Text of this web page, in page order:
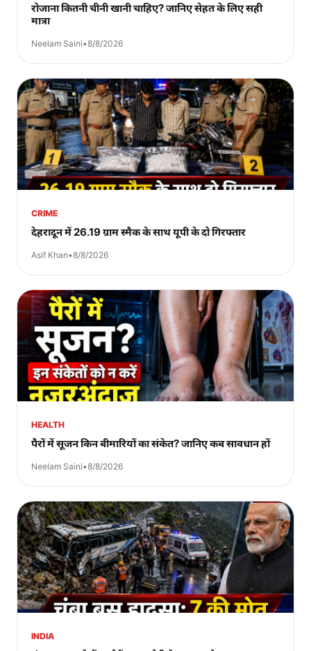
रोजाना कितनी चीनी खानी चाहिए? जानिए सेहत के लिए सही
मात्रा
Neelam Saini•8/8/2026
CRIME
देहरादून में 26.19 ग्राम स्मैक के साथ यूपी के दो गिरफ्तार
Asif Khan•8/8/2026
HEALTH
पैरों में सूजन किन बीमारियों का संकेत? जानिए कब सावधान हों
Neelam Saini•8/8/2026
INDIA